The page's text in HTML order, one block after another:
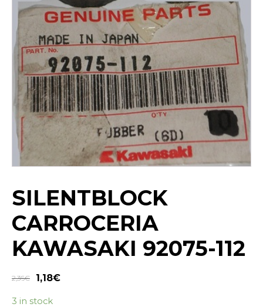
SILENTBLOCK
CARROCERIA
KAWASAKI 92075-112
2,36€ 1,18€
3 in stock